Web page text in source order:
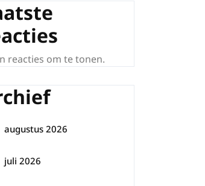
reacties om te tonen.
augustus 2026
juli 2026